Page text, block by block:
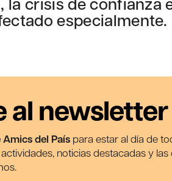
especialmente.
al newsletter
del País para estar al día de
noticias destacadas y